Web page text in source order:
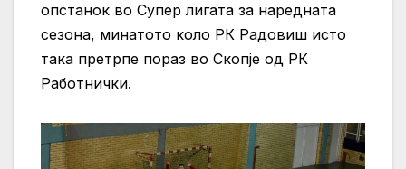
опстанок во Супер лигата за наредната
сезона, минатото коло РК Радовиш исто
така претрпе пораз во Скопје од РК
Работнички.